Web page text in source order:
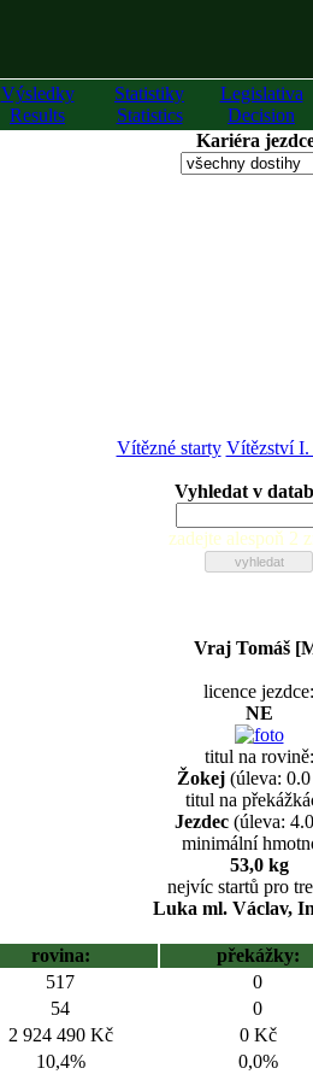
Výsledky
Results
Statistiky
Statistics
Legislativa
Decision
Kariéra
Vítězné starty Vítězství I.
Vyhledat v
zadejte alespoň 2
Vraj Tomáš
licence jezdce:
NE
titul na rovině:
Žokej (úleva:
titul na
Jezdec(úleva:
minimální
53,0 kg
nejvíc startů pro
Luka ml. Václav,
rovina: překážky:
517 0
54 0
2 924 490 Kč 0 Kč
10,4% 0,0%